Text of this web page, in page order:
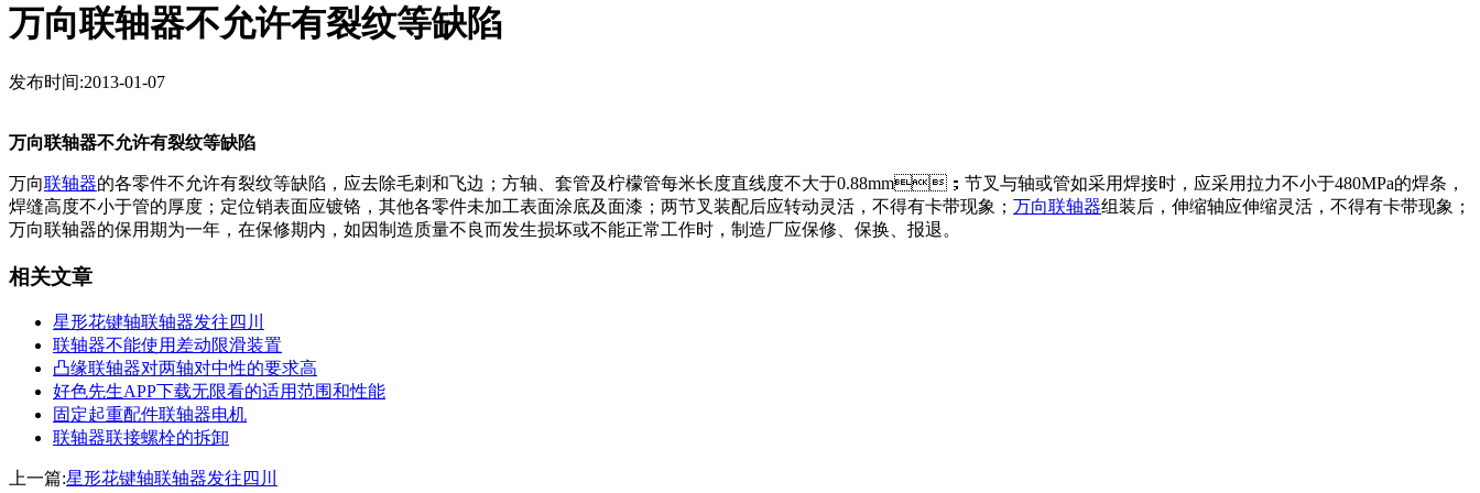
万向联轴器不允许有裂纹等缺陷
发布时间:2013-01-07
万向联轴器不允许有裂纹等缺陷
万向联轴器的各零件不允许有裂纹等缺陷，应去除毛刺和飞边；方轴、套管及柠檬管每米长度直线度不大于0.88mm；节叉与轴或管如采用焊接时，应采用拉力不小于480MPa的焊条，
焊缝高度不小于管的厚度；定位销表面应镀铬，其他各零件未加工表面涂底及面漆；两节叉装配后应转动灵活，不得有卡带现象； 万向联轴器组装后，伸缩轴应伸缩灵活，不得有卡带现象；
万向联轴器的保用期为一年，在保修期内，如因制造质量不良而发生损坏或不能正常工作时，制造厂应保修、保换、报退。
相关文章
星形花键轴联轴器发往四川
联轴器不能使用差动限滑装置
凸缘联轴器对两轴对中性的要求高
好色先生APP下载无限看的适用范围和性能
固定起重配件联轴器电机
联轴器联接螺栓的拆卸
上一篇:星形花键轴联轴器发往四川